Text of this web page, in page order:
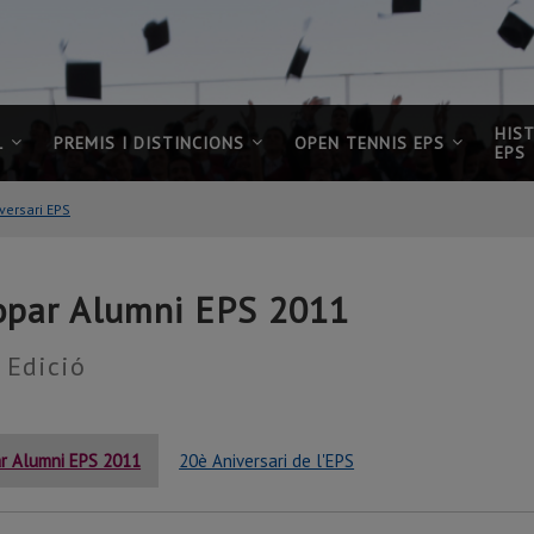
PREMIS I DISTINCIONS OPEN TENNIS EPS
EPS
EPS
Alumni EPS 2011
Edició
Alumni EPS 2011 20è Aniversari de l'EPS